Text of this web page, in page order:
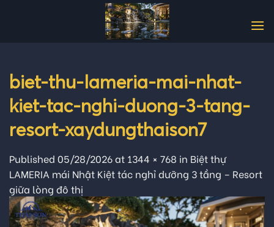
biet-thu-lameria-mai-nhat-
kiet-tac-nghi-duong-3-tang-
resort-xaydungthaison7
Published 05/28/2026at 1344 × 768 in Biệt thự
LAMERIA mái Nhật Kiệt tác nghỉ dưỡng 3 tầng – Resort
giữa lòng đô thị